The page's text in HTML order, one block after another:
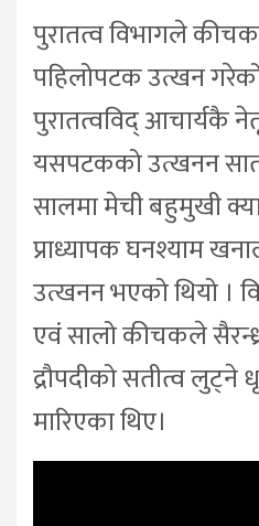
पुरातत्व विभागले
पहिलोपटक उत्खन
पुरातत्वविद् आचार्यकै
यसपटकको उत्खनन
सालमा मेची बहुमुखी
प्राध्यापक घनश्याम
उत्खनन भएको थियो ।
एवं सालो कीचकले
द्रौपदीको सतीत्व लुट्ने
मारिएका थिए।